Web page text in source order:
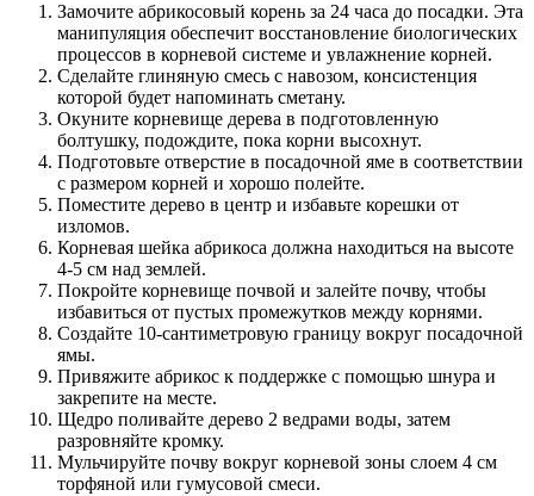
Замочите абрикосовый корень за 24 часа до посадки. Эта
манипуляция обеспечит восстановление биологических
процессов в корневой системе и увлажнение корней.
Сделайте глиняную смесь с навозом, консистенция
которой будет напоминать сметану.
Окуните корневище дерева в подготовленную
болтушку, подождите, пока корни высохнут.
Подготовьте отверстие в посадочной яме в соответствии
с размером корней и хорошо полейте.
Поместите дерево в центр и избавьте корешки от
изломов.
Корневая шейка абрикоса должна находиться на высоте
4-5 см над землей.
Покройте корневище почвой и залейте почву, чтобы
избавиться от пустых промежутков между корнями.
Создайте 10-сантиметровую границу вокруг посадочной
ямы.
Привяжите абрикос к поддержке с помощью шнура и
закрепите на месте.
Щедро поливайте дерево 2 ведрами воды, затем
разровняйте кромку.
Мульчируйте почву вокруг корневой зоны слоем 4 см
торфяной или гумусовой смеси.